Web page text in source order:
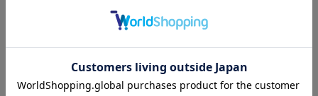
あなたへのおすすめ
RECOMMEND ITEM
SALE OUTLET